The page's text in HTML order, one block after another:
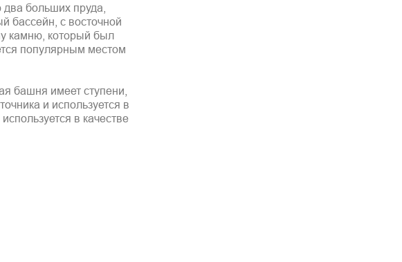
больших пруда,
бассейн, с восточной
камню, который был
популярным местом
башня имеет ступени,
и используется в
в качестве